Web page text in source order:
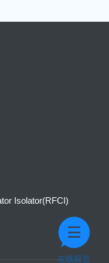
Isolator(RFCI)
在线留言